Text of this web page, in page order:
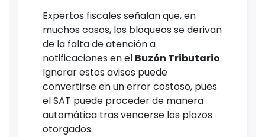
Expertos fiscales señalan que, en
muchos casos, los bloqueos se derivan
de la falta de atención a
notificaciones en el Buzón Tributario.
Ignorar estos avisos puede
convertirse en un error costoso, pues
el SAT puede proceder de manera
automática tras vencerse los plazos
otorgados.